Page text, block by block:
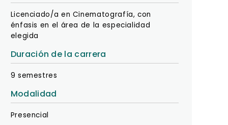
Licenciado/a en Cinematografía, con
énfasis en el área de la especialidad
elegida
Duración de la carrera
9 semestres
Modalidad
Presencial